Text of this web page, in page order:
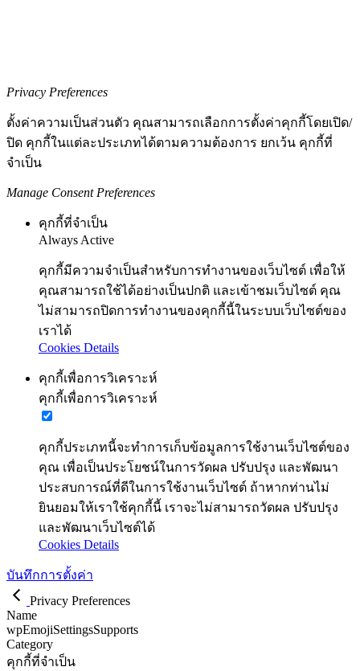
Privacy Preferences
ตั้งค่าความเป็นส่วนตัว คุณสามารถเลือกการตั้งค่าคุกกี้โดยเปิด/
ปิด คุกกี้ในแต่ละประเภทได้ตามความต้องการ ยกเว้น คุกกี้ที่
จำเป็น
Manage Consent Preferences
คุกกี้ที่จำเป็น
Always Active
คุกกี้มีความจำเป็นสำหรับการทำงานของเว็บไซต์ เพื่อให้
คุณสามารถใช้ได้อย่างเป็นปกติ และเข้าชมเว็บไซต์ คุณ
ไม่สามารถปิดการทำงานของคุกกี้นี้ในระบบเว็บไซต์ของ
เราได้
Cookies Details
คุกกี้เพื่อการวิเคราะห์
คุกกี้เพื่อการวิเคราะห์
คุกกี้ประเภทนี้จะทำการเก็บข้อมูลการใช้งานเว็บไซต์ของ
คุณ เพื่อเป็นประโยชน์ในการวัดผล ปรับปรุง และพัฒนา
ประสบการณ์ที่ดีในการใช้งานเว็บไซต์ ถ้าหากท่านไม่
ยินยอมให้เราใช้คุกกี้นี้ เราจะไม่สามารถวัดผล ปรับปรุง
และพัฒนาเว็บไซต์ได้
Cookies Details
บันทึกการตั้งค่า
Privacy Preferences
Name
wpEmojiSettingsSupports
Category
คุกกี้ที่จำเป็น